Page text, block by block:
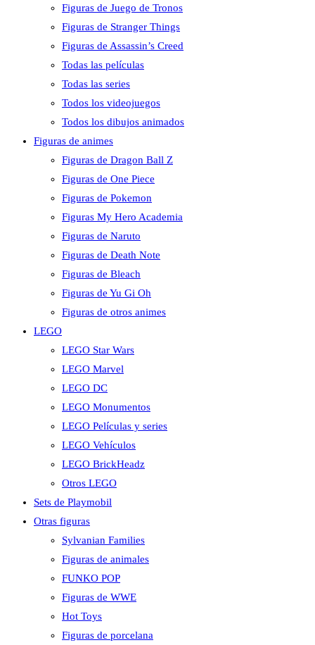
Figuras de Juego de Tronos
Figuras de Stranger Things
Figuras de Assassin’s Creed
Todas las películas
Todas las series
Todos los videojuegos
Todos los dibujos animados
Figuras de animes
Figuras de Dragon Ball Z
Figuras de One Piece
Figuras de Pokemon
Figuras My Hero Academia
Figuras de Naruto
Figuras de Death Note
Figuras de Bleach
Figuras de Yu Gi Oh
Figuras de otros animes
LEGO
LEGO Star Wars
LEGO Marvel
LEGO DC
LEGO Monumentos
LEGO Películas y series
LEGO Vehículos
LEGO BrickHeadz
Otros LEGO
Sets de Playmobil
Otras figuras
Sylvanian Families
Figuras de animales
FUNKO POP
Figuras de WWE
Hot Toys
Figuras de porcelana